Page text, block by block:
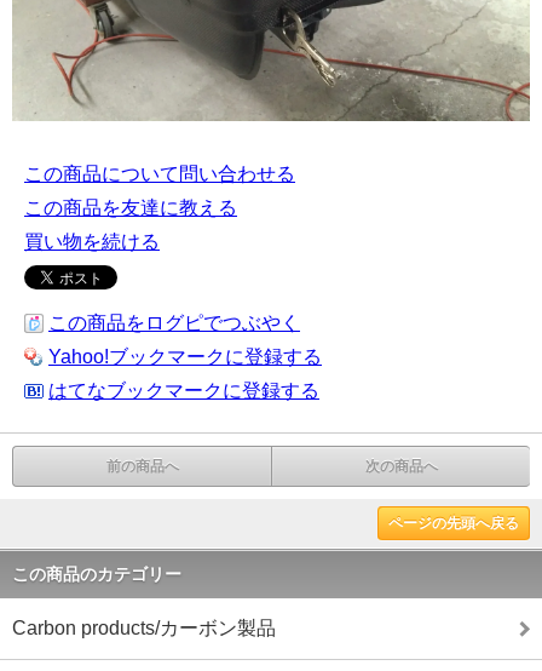
この商品について問い合わせる
この商品を友達に教える
買い物を続ける
この商品をログピでつぶやく
Yahoo!ブックマークに登録する
はてなブックマークに登録する
前の商品へ 次の商品へ
ページの先頭へ戻る
この商品のカテゴリー
Carbon products/カーボン製品